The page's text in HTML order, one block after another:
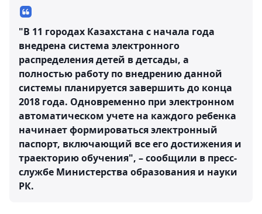
"В 11 городах Казахстана с начала года
внедрена система электронного
распределения детей в детсады, а
полностью работу по внедрению данной
системы планируется завершить до конца
2018 года. Одновременно при электронном
автоматическом учете на каждого ребенка
начинает формироваться электронный
паспорт, включающий все его достижения и
траекторию обучения", – сообщили в пресс-
службе Министерства образования и науки
РК.